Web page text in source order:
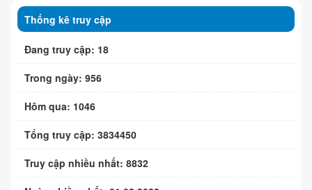
Thống kê truy cập
Đang truy cập: 18
Trong ngày: 956
Hôm qua: 1046
Tổng truy cập: 3834450
Truy cập nhiều nhất: 8832